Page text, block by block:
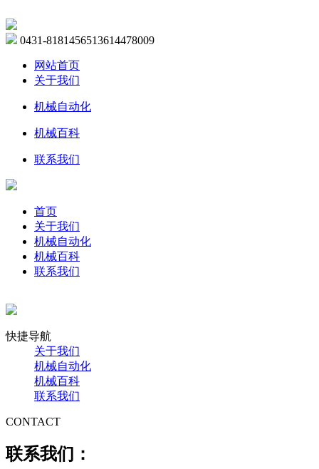
0431-8181456513614478009
网站首页
关于我们
机械自动化
机械百科
联系我们
首页
关于我们
机械自动化
机械百科
联系我们
快捷导航
关于我们
机械自动化
机械百科
联系我们
CONTACT
联系我们：